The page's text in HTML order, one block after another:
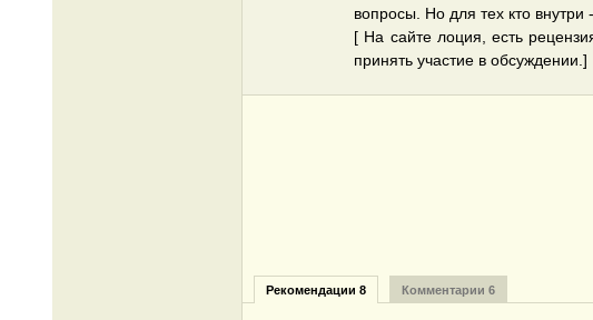
вопросы. Но для тех кто внутри
[ На сайте лоция, есть
принять участие в обсуждении.]
Рекомендации 8 Комментарии 6